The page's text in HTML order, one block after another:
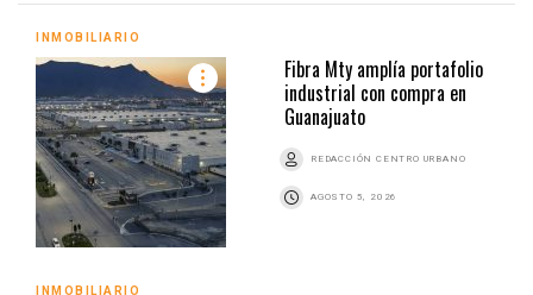
INMOBILIARIO
Fibra Mty amplía portafolio
industrial con compra en
Guanajuato
REDACCIÓN CENTRO URBANO
AGOSTO 5, 2026
INMOBILIARIO